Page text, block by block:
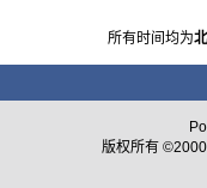
所有时间均为
版权所有